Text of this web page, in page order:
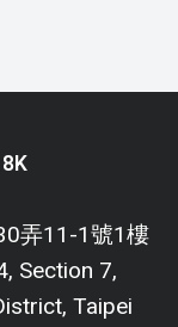
弄11-1號1樓
Section 7,
Taipei